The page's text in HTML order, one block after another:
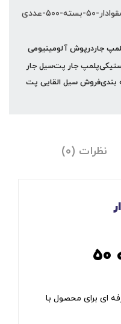
۵۰۰-عددی
جاردرپوش آلومینیومی
پلمپ جار پتسیل جار
فروش سیل القایی پت
نظرات (۰)
ای برای محصول با